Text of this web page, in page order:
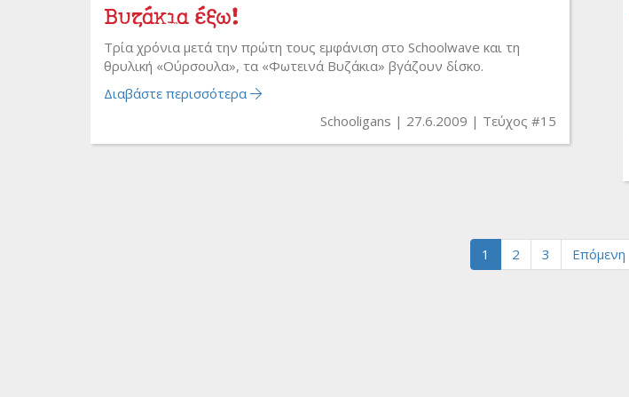
Βυζάκια έξω!
Τρία χρόνια μετά την πρώτη τους εμφάνιση στο Schoolwave και τη
θρυλική «Ούρσουλα», τα «Φωτεινά Βυζάκια» βγάζουν δίσκο.
Διαβάστε περισσότερα
Schooligans
27.6.2009 Τεύχος #15
1 2 3 Επόμενη